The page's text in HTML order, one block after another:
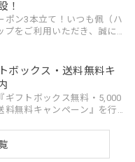
！
ポン3本立て！いつも佩（ハ
プをご利用いただき、誠に
LINEアカウントを開設い
...ボックス・送料無料キ
ギフトボックス無料・5,000
料無料キャンペーン』を行
記注意点をご確認くださ